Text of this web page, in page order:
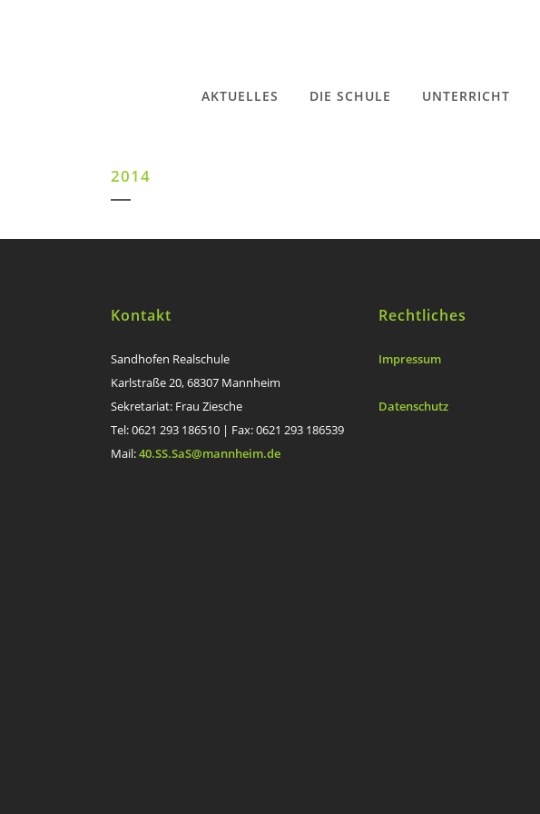
AKTUELLES DIE SCHULE UNTERRICHT
2014
Kontakt
Sandhofen Realschule
Karlstraße 20, 68307 Mannheim
Sekretariat: Frau Ziesche
Tel: 0621 293 186510 | Fax: 0621 293 186539
Mail:40.SS.SaS@mannheim.de
Rechtliches
Impressum
Datenschutz